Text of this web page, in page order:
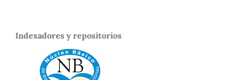
Indexadores y repositorios